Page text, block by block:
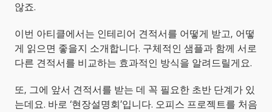
않죠.
이번 아티클에서는 인테리어 견적서를 어떻게 받고, 어떻
게 읽으면 좋을지 소개합니다. 구체적인 샘플과 함께 서로
다른 견적서를 비교하는 효과적인 방식을 알려드릴게요.
또, 그에 앞서 견적서를 받는 데 꼭 필요한 초반 단계가 있
는데요. 바로 ‘현장설명회’입니다. 오피스 프로젝트를 처음